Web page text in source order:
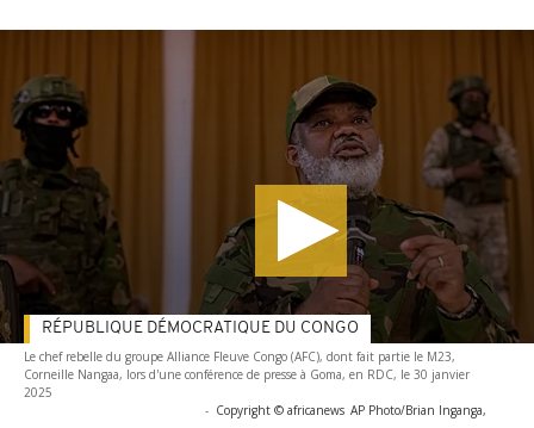
Le chef rebelle du groupe Alliance Fleuve Congo (AFC), dont fait partie le M23,
Corneille Nangaa, lors d'une conférence de presse à Goma, en RDC, le 30 janvier
2025
- Copyright © africanews AP Photo/Brian Inganga,
RÉPUBLIQUE DÉMOCRATIQUE DU CONGO